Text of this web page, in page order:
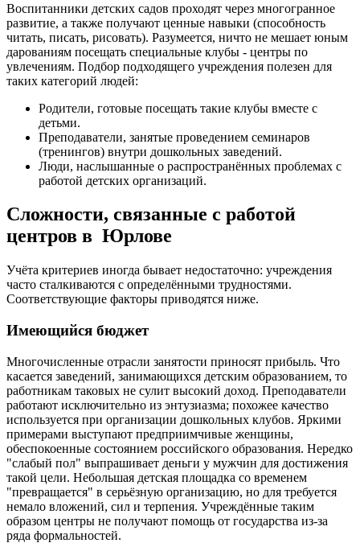
Воспитанники детских садов проходят через многогранное
развитие, а также получают ценные навыки (способность
читать, писать, рисовать). Разумеется, ничто не мешает юным
дарованиям посещать специальные клубы - центры по
увлечениям. Подбор подходящего учреждения полезен для
таких категорий людей:
Родители, готовые посещать такие клубы вместе с
детьми.
Преподаватели, занятые проведением семинаров
(тренингов) внутри дошкольных заведений.
Люди, наслышанные о распространённых проблемах с
работой детских организаций.
Сложности, связанные с работой
центров в Юрлове
Учёта критериев иногда бывает недостаточно: учреждения
часто сталкиваются с определёнными трудностями.
Соответствующие факторы приводятся ниже.
Имеющийся бюджет
Многочисленные отрасли занятости приносят прибыль. Что
касается заведений, занимающихся детским образованием, то
работникам таковых не сулит высокий доход. Преподаватели
работают исключительно из энтузиазма; похожее качество
используется при организации дошкольных клубов. Яркими
примерами выступают предприимчивые женщины,
обеспокоенные состоянием российского образования. Нередко
"слабый пол" выпрашивает деньги у мужчин для достижения
такой цели. Небольшая детская площадка со временем
"превращается" в серьёзную организацию, но для требуется
немало вложений, сил и терпения. Учреждённые таким
образом центры не получают помощь от государства из-за
ряда формальностей.